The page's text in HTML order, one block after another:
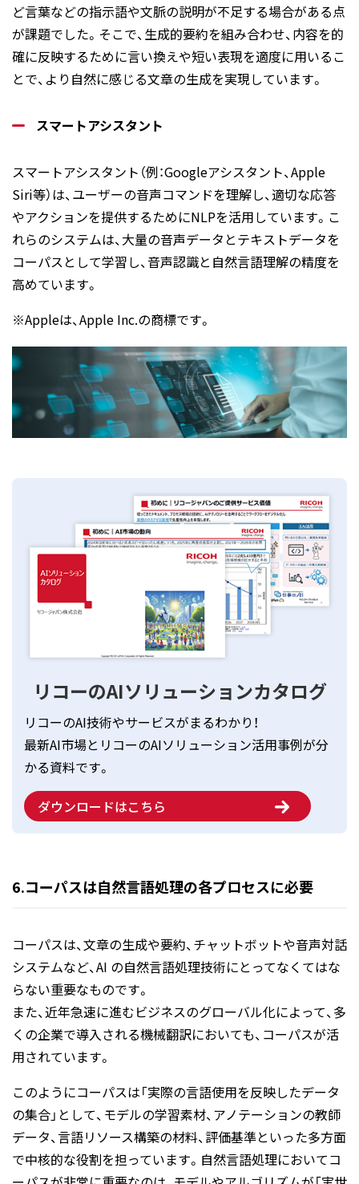
ど言葉などの指示語や文脈の説明が不足する場合がある点
が課題でした。そこで、生成的要約を組み合わせ、内容を的
確に反映するために言い換えや短い表現を適度に用いるこ
とで、より自然に感じる文章の生成を実現しています。
スマートアシスタント
スマートアシスタント（例：Googleアシスタント、Apple
Siri等）は、ユーザーの音声コマンドを理解し、適切な応答
やアクションを提供するためにNLPを活用しています。こ
れらのシステムは、大量の音声データとテキストデータを
コーパスとして学習し、音声認識と自然言語理解の精度を
高めています。
※Appleは、Apple Inc.の商標です。
リコーのAIソリューションカタログ
リコーのAI技術やサービスがまるわかり！
最新AI市場とリコーのAIソリューション活用事例が分
かる資料です。
ダウンロードはこちら
6.コーパスは自然言語処理の各プロセスに必要
コーパスは、文章の生成や要約、チャットボットや音声対話
システムなど、AI の自然言語処理技術にとってなくてはな
らない重要なものです。
また、近年急速に進むビジネスのグローバル化によって、多
くの企業で導入される機械翻訳においても、コーパスが活
用されています。
このようにコーパスは「実際の言語使用を反映したデータ
の集合」として、モデルの学習素材、アノテーションの教師
データ、言語リソース構築の材料、評価基準といった多方面
で中核的な役割を担っています。自然言語処理においてコ